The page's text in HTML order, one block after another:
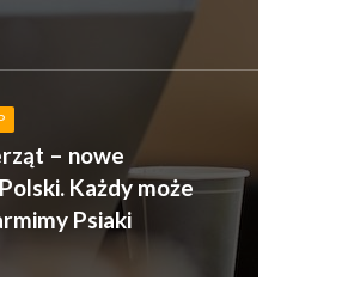
– nowe
Każdy może
Psiaki